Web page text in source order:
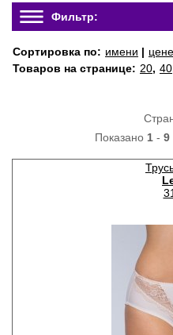
Фильтр:
Сортировка по: имени | цене
Товаров на странице: 20, 40
Показано 1- 9